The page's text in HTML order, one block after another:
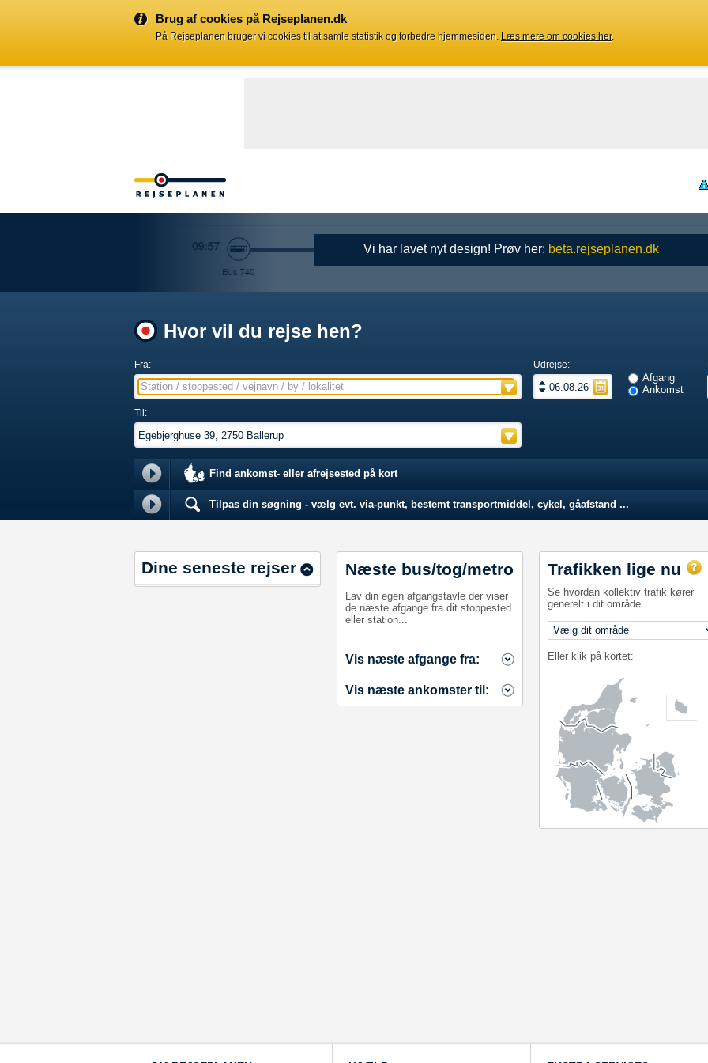
Brug af cookies på Rejseplanen.dk
På Rejseplanen bruger vi cookies til at samle statistik og forbedre hjemmesiden. Læs mere om cookies her.
Vi har lavet nyt design! Prøv her: beta.rejseplanen.dk
Hvor vil du rejse hen?
Fra:
Station / stoppested / vejnavn / by / lokalitet
Udrejse:
Afgang
Ankomst
Til:
Find ankomst- eller afrejsested på kort
Tilpas din søgning - vælg evt. via-punkt, bestemt transportmiddel, cykel, gåafstand ...
Dine seneste rejser Næste bus/tog/metro
Lav din egen afgangstavle der viser
de næste afgange fra dit stoppested
eller station...
Vis næste afgange fra:
Vis næste ankomster til:
Trafikken lige nu
Se hvordan kollektiv trafik kører
generelt i dit område.
Eller klik på kortet: